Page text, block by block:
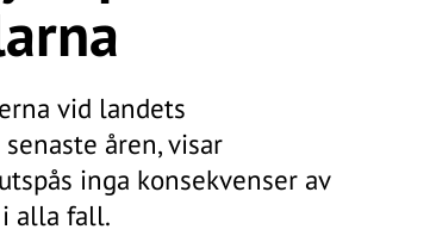
vid landets
åren, visar
inga konsekvenser av
alla fall.